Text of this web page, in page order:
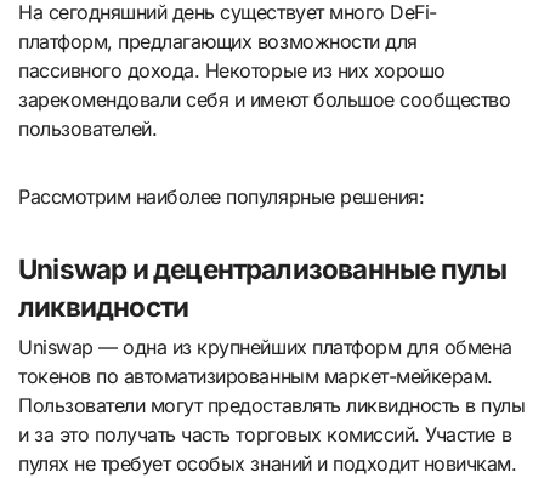
На сегодняшний день существует много DeFi-
платформ, предлагающих возможности для
пассивного дохода. Некоторые из них хорошо
зарекомендовали себя и имеют большое сообщество
пользователей.
Рассмотрим наиболее популярные решения:
Uniswap и децентрализованные пулы
ликвидности
Uniswap — одна из крупнейших платформ для обмена
токенов по автоматизированным маркет-мейкерам.
Пользователи могут предоставлять ликвидность в пулы
и за это получать часть торговых комиссий. Участие в
пулях не требует особых знаний и подходит новичкам.